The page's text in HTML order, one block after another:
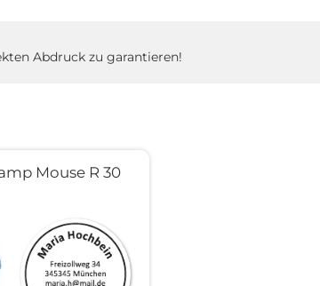
Abdruck zu garantieren!
Mouse R 30